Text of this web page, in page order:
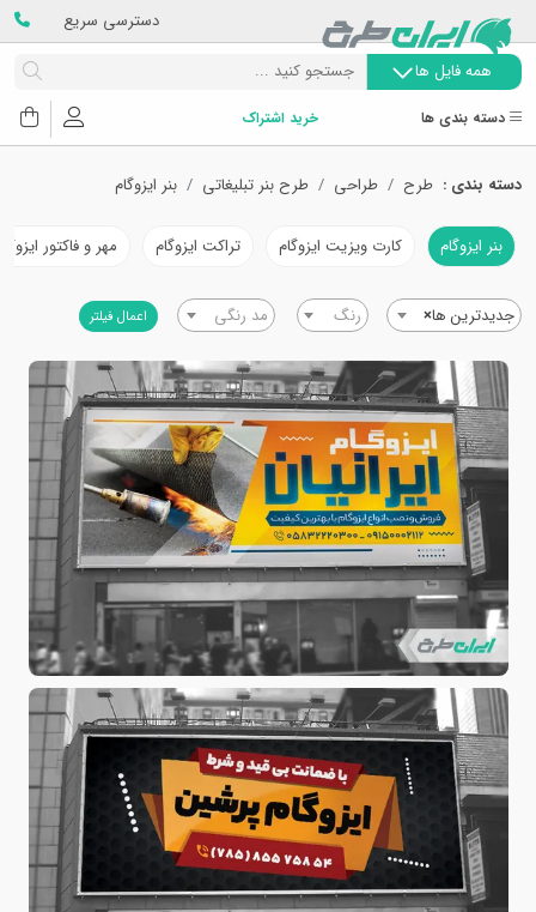
دسترسی سریع
همه فایل ها
دسته بندی ها خرید اشتراک
دسته بندی : طرح طراحی طرح بنر تبلیغاتی بنر ایزوگام
بنر ایزوگام کارت ویزیت ایزوگام تراکت ایزوگام مهر و فاکتور
×جدیدترین ها رنگ مد رنگی اعمال فیلتر